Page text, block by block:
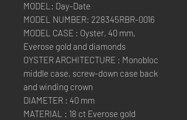
MODEL: Day-Date
MODEL NUMBER: 228345RBR-0016
MODEL CASE : Oyster, 40 mm,
Everose gold and diamonds
OYSTER ARCHITECTURE : Monobloc
middle case, screw-down case back
and winding crown
DIAMETER : 40 mm
MATERIAL : 18 ct Everose gold